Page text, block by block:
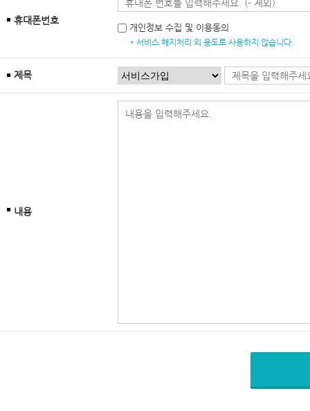
휴대폰번호
개인정보 수집 및 이용동의
* 서비스 해지처리 외 용도로 사용하지 않습니다.
제목
내용